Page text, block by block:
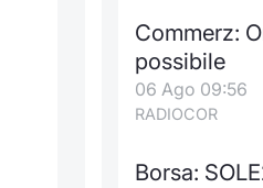
Commerz:
possibile
06 Ago 09:56
RADIOCOR
Borsa: